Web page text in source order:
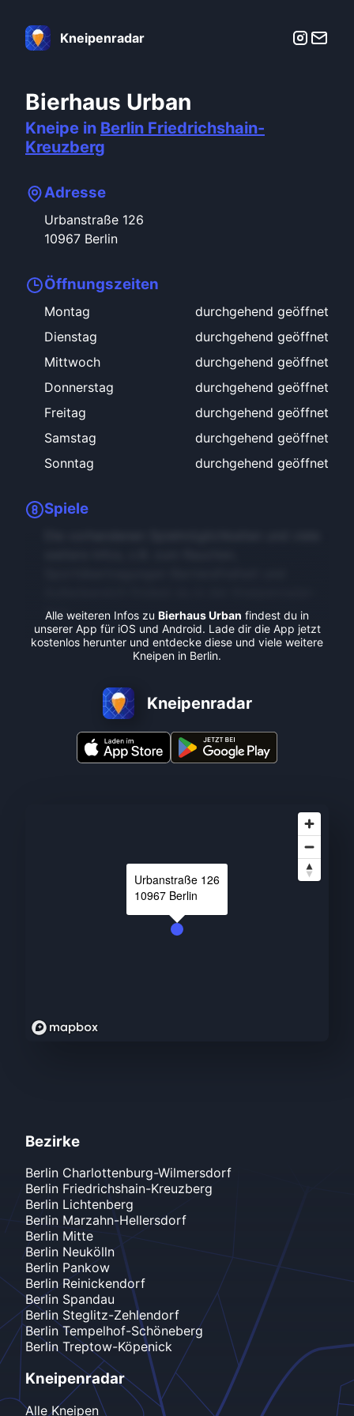
Kneipenradar
Bierhaus Urban
Kneipe in Berlin Friedrichshain-
Kreuzberg
Adresse
Urbanstraße 126
10967 Berlin
Öffnungszeiten
Montag
durchgehend geöffnet
Dienstag
durchgehend geöffnet
Mittwoch
durchgehend geöffnet
Donnerstag
durchgehend geöffnet
Freitag
durchgehend geöffnet
Samstag
durchgehend geöffnet
Sonntag
durchgehend geöffnet
Spiele
App.
Alle weiteren Infos zu Bierhaus Urban findest du in
unserer App für iOS und Android. Lade dir die App jetzt
kostenlos herunter und entdecke diese und viele weitere
Kneipen in Berlin.
Kneipenradar
Urbanstraße 126
10967 Berlin
Kneipenradar
Alle Kneipen
Bezirke
Berlin Charlottenburg-Wilmersdorf
Berlin Friedrichshain-Kreuzberg
Berlin Lichtenberg
Berlin Marzahn-Hellersdorf
Berlin Mitte
Berlin Neukölln
Berlin Pankow
BerlinReinickendorf
Berlin Spandau
Berlin Steglitz-Zehlendorf
BerlinTempelhof-Schöneberg
Berlin Treptow-Köpenick